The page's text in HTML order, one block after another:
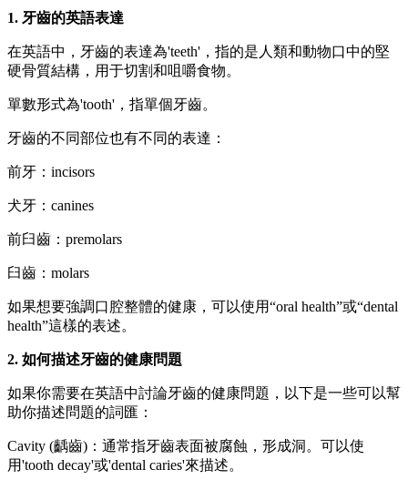
1. 牙齒的英語表達
在英語中，牙齒的表達為'teeth'，指的是人類和動物口中的堅
硬骨質結構，用于切割和咀嚼食物。
單數形式為'tooth'，指單個牙齒。
牙齒的不同部位也有不同的表達：
前牙：incisors
犬牙：canines
前臼齒：premolars
臼齒：molars
如果想要強調口腔整體的健康，可以使用“oral health”或“dental
health”這樣的表述。
2. 如何描述牙齒的健康問題
如果你需要在英語中討論牙齒的健康問題，以下是一些可以幫
助你描述問題的詞匯：
Cavity (齲齒)：通常指牙齒表面被腐蝕，形成洞。可以使
用'tooth decay'或'dental caries'來描述。